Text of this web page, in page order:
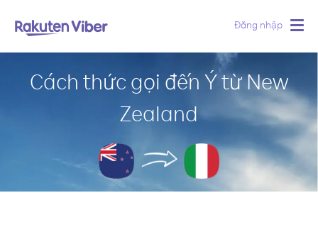
Đăng nhập
Cách thức gọi đến Ý từ New
Zealand